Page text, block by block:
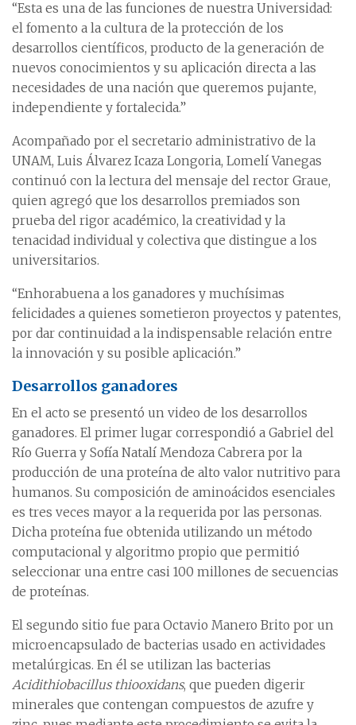
“Esta es una de las funciones de nuestra Universidad:
el fomento a la cultura de la protección de los
desarrollos científicos, producto de la generación de
nuevos conocimientos y su aplicación directa a las
necesidades de una nación que queremos pujante,
independiente y fortalecida.”
Acompañado por el secretario administrativo de la
UNAM, Luis Álvarez Icaza Longoria, Lomelí Vanegas
continuó con la lectura del mensaje del rector Graue,
quien agregó que los desarrollos premiados son
prueba del rigor académico, la creatividad y la
tenacidad individual y colectiva que distingue a los
universitarios.
“Enhorabuena a los ganadores y muchísimas
felicidades a quienes sometieron proyectos y patentes,
por dar continuidad a la indispensable relación entre
la innovación y su posible aplicación.”
Desarrollos ganadores
En el acto se presentó un video de los desarrollos
ganadores. El primer lugar correspondió a Gabriel del
Río Guerra y Sofía Natalí Mendoza Cabrera por la
producción de una proteína de alto valor nutritivo para
humanos. Su composición de aminoácidos esenciales
es tres veces mayor a la requerida por las personas.
Dicha proteína fue obtenida utilizando un método
computacional y algoritmo propio que permitió
seleccionar una entre casi 100 millones de secuencias
de proteínas.
El segundo sitio fue para Octavio Manero Brito por un
microencapsulado de bacterias usado en actividades
metalúrgicas. En él se utilizan las bacterias
Acidithiobacillus thiooxidans, que pueden digerir
minerales que contengan compuestos de azufre y